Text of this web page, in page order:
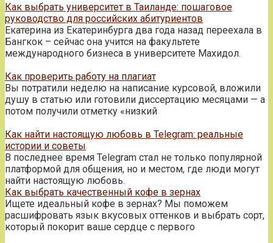
Как выбрать университет в Таиланде: пошаговое
руководство для российских абитуриентов
Екатерина из Екатеринбурга два года назад переехала в
Бангкок – сейчас она учится на факультете
международного бизнеса в университете Махидол.
Как проверить работу на плагиат
Вы потратили неделю на написание курсовой, вложили
душу в статью или готовили диссертацию месяцами — а
потом получили отметку «низкий
Как найти настоящую любовь в Telegram: реальные
истории и советы
В последнее время Telegram стал не только популярной
платформой для общения, но и местом, где люди могут
найти настоящую любовь.
Как выбрать качественный кофе в зернах
Ищете идеальный кофе в зернах? Мы поможем
расшифровать язык вкусовых оттенков и выбрать сорт,
который покорит ваше сердце с первого